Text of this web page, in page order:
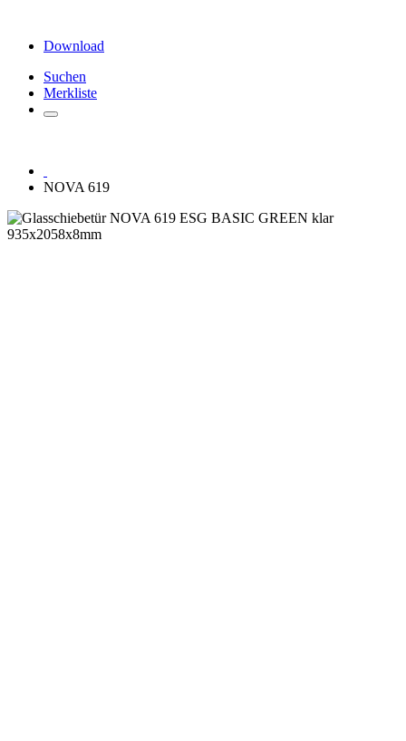
Download
Suchen
Merkliste
NOVA 619